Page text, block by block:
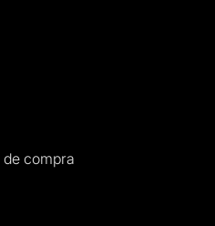
compra